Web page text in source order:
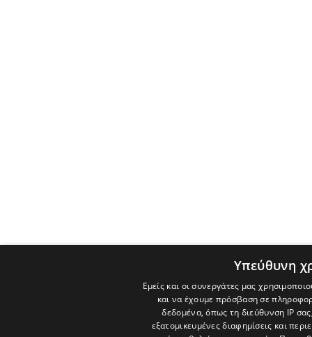
Υπεύθυνη
Εμείς και οι συνεργάτες μας
και να έχουμε πρόσβαση σε
δεδομένα, όπως τη διεύθυνση IP
εξατομικευμένες διαφημίσεις και